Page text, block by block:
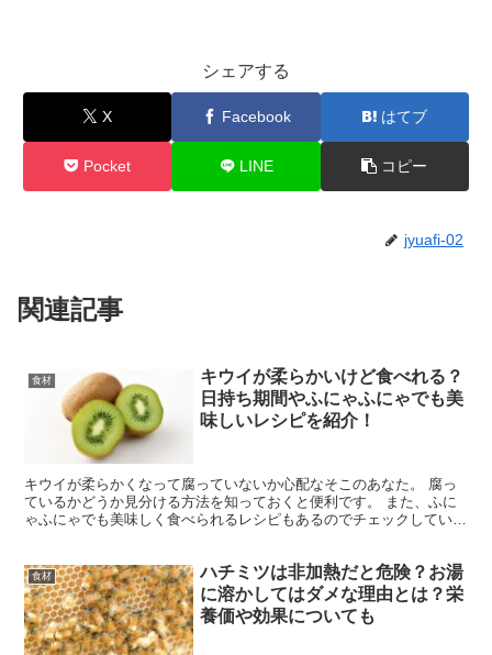
シェアする
X Facebook はてブ
Pocket LINE コピー
jyuafi-02
関連記事
食材
キウイが柔らかいけど食べれる？
日持ち期間やふにゃふにゃでも美
味しいレシピを紹介！
キウイが柔らかくなって腐っていないか心配なそこのあなた。 腐っ
ているかどうか見分ける方法を知っておくと便利です。 また、ふに
ゃふにゃでも美味しく食べられるレシピもあるのでチェックしていっ
食材
ハチミツは非加熱だと危険？お湯
に溶かしてはダメな理由とは？栄
養価や効果についても